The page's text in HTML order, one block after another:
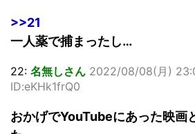
>>21
一人薬で捕まったし…
22: 名無しさん 2022/08/08(月)
ID:eKHk1frQ0
おかげでYouTubeにあった映画